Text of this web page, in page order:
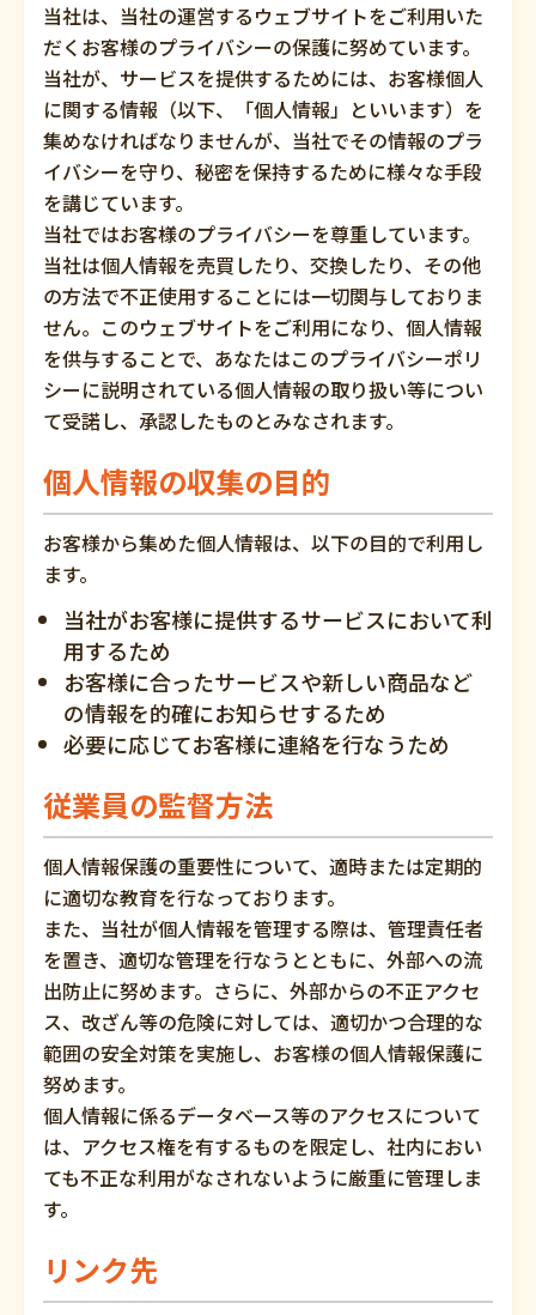
当社は、当社の運営するウェブサイトをご利用いた
だくお客様のプライバシーの保護に努めています。
当社が、サービスを提供するためには、お客様個人
に関する情報（以下、「個人情報」といいます）を
集めなければなりませんが、当社でその情報のプラ
イバシーを守り、秘密を保持するために様々な手段
を講じています。
当社ではお客様のプライバシーを尊重しています。
当社は個人情報を売買したり、交換したり、その他
の方法で不正使用することには一切関与しておりま
せん。このウェブサイトをご利用になり、個人情報
を供与することで、あなたはこのプライバシーポリ
シーに説明されている個人情報の取り扱い等につい
て受諾し、承認したものとみなされます。
個人情報の収集の目的
お客様から集めた個人情報は、以下の目的で利用し
ます。
当社がお客様に提供するサービスにおいて利
用するため
お客様に合ったサービスや新しい商品など
の情報を的確にお知らせするため
必要に応じてお客様に連絡を行なうため
従業員の監督方法
個人情報保護の重要性について、適時または定期的
に適切な教育を行なっております。
また、当社が個人情報を管理する際は、管理責任者
を置き、適切な管理を行なうとともに、外部への流
出防止に努めます。さらに、外部からの不正アクセ
ス、改ざん等の危険に対しては、適切かつ合理的な
範囲の安全対策を実施し、お客様の個人情報保護に
努めます。
個人情報に係るデータベース等のアクセスについて
は、アクセス権を有するものを限定し、社内におい
ても不正な利用がなされないように厳重に管理しま
す。
リンク先